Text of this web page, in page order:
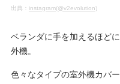
出典： instagram(@v2evolution)
ベランダに手を加えるほど
外機。
色々なタイプの室外機カバ